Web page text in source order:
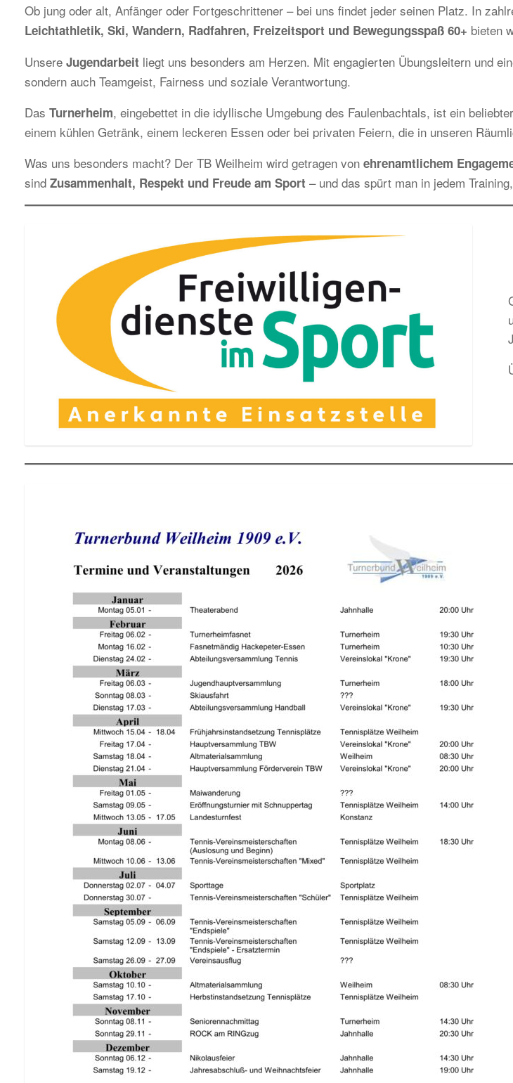
Ob jung oder alt, Anfänger oder Fortgeschrittener – bei uns findet jeder seinen Platz. In
Leichtathletik, Ski, Wandern, Radfahren, Freizeitsport und Bewegungsspaß 60+ bieten
Unsere Jugendarbeit liegt uns besonders am Herzen. Mit engagierten Übungsleitern und
sondern auch Teamgeist, Fairness und soziale Verantwortung.
Das Turnerheim, eingebettet in die idyllische Umgebung des Faulenbachtals, ist ein
einem kühlen Getränk, einem leckeren Essen oder bei privaten Feiern, die in unseren
Was uns besonders macht? Der TB Weilheim wird getragen von ehrenamtlichem
sind Zusammenhalt, Respekt und Freude am Sport – und das spürt man in jedem